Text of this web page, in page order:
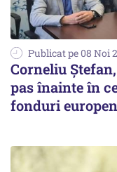
Publicat pe 08 Noi
Corneliu
pas înainte în
fonduri